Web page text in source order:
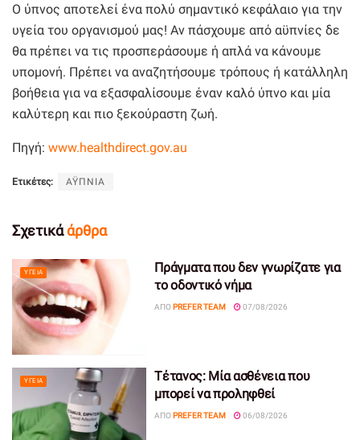
Ο ύπνος αποτελεί ένα πολύ σημαντικό κεφάλαιο για την
υγεία του οργανισμού μας! Αν πάσχουμε από αϋπνίες δε
θα πρέπει να τις προσπεράσουμε ή απλά να κάνουμε
υπομονή. Πρέπει να αναζητήσουμε τρόπους ή κατάλληλη
βοήθεια για να εξασφαλίσουμε έναν καλό ύπνο και μία
καλύτερη και πιο ξεκούραστη ζωή.
Πηγή: www.healthdirect.gov.au
Ετικέτες: ΑΫΠΝΙΑ
Σχετικάάρθρα
ΥΓΕΊΑ
Πράγματα που δεν γνωρίζατε για
το οδοντικό νήμα
ΑΠΌ PREFER TEAM 07/08/2026
ΥΓΕΊΑ
Τέτανος: Μία ασθένεια που
μπορεί να προληφθεί
ΑΠΌ PREFER TEAM 06/08/2026